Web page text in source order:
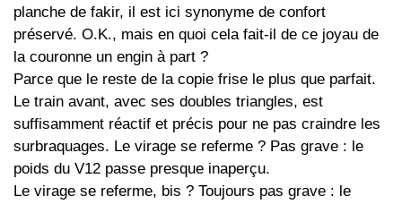
planche de fakir, il est ici synonyme de confort
préservé. O.K., mais en quoi cela fait-il de ce joyau de
la couronne un engin à part ?
Parce que le reste de la copie frise le plus que parfait.
Le train avant, avec ses doubles triangles, est
suffisamment réactif et précis pour ne pas craindre les
surbraquages. Le virage se referme ? Pas grave : le
poids du V12 passe presque inaperçu.
Le virage se referme, bis ? Toujours pas grave : le